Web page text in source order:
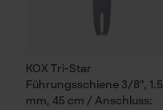
KOX Tri-Star
Führungsschiene 3/8", 1.5
mm, 45 cm / Anschluss: